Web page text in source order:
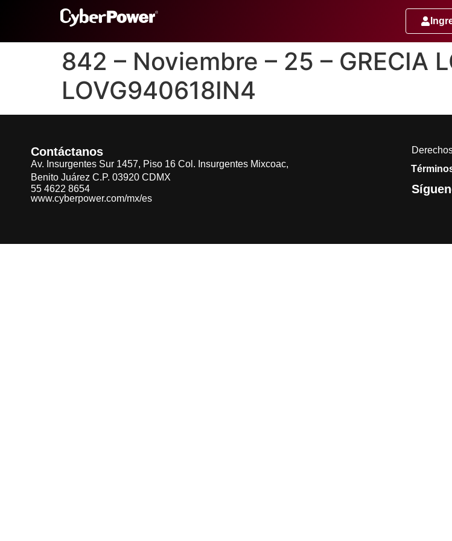
842 – Noviembre – 25 – GRECIA
LOVG940618IN4
Contáctanos
Av. Insurgentes Sur 1457, Piso 16 Col. Insurgentes Mixcoac,
Benito Juárez C.P. 03920 CDMX
55 4622 8654
www.cyberpower.com/mx/es